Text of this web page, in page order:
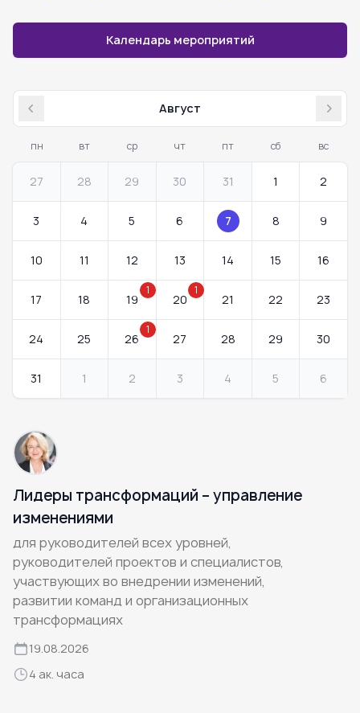
Календарь мероприятий
Previous month Август
пн вт ср чт пт сб вс
27 28 29 30 31 1 2
3 4 5 6 7 8 9
10 11 12 13 14 15 16
17 18
1
19
1
20 21 22 23
24 25
1
26 27 28 29 30
31 1 2 3 4 5 6
Лидеры трансформаций – управление
изменениями
для руководителей всех уровней,
руководителей проектов и специалистов,
участвующих во внедрении изменений,
развитии команд и организационных
трансформациях
19.08.2026
4 ак. часа